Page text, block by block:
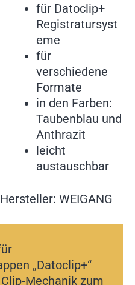
für Datoclip+
Registratursyst
eme
für
verschiedene
Formate
in den Farben:
Taubenblau und
Anthrazit
leicht
austauschbar
Hersteller: WEIGANG
„Datoclip+“
Mechanik zum